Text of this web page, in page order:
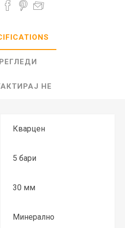
НЕ
Кварцен
5 бари
30 мм
Минерално